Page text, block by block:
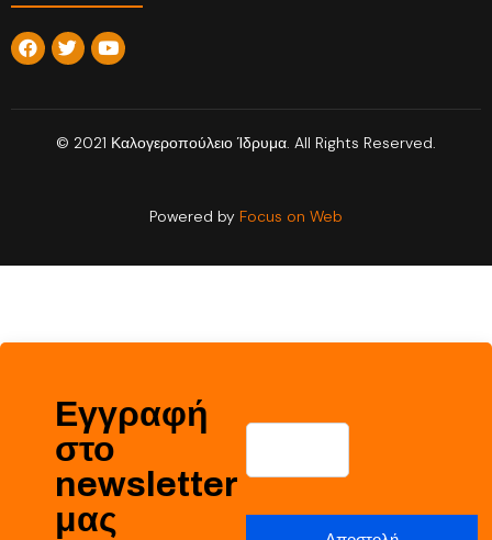
© 2021 Καλογεροπούλειο Ίδρυμα. All Rights Reserved.
Powered by Focus on Web
Εγγραφή
στο
newsletter
μας